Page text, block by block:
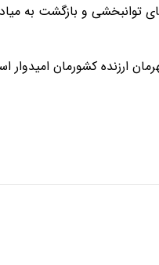
توانبخشی و بازگشت به
ارزنده کشورمان